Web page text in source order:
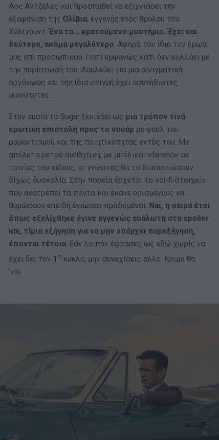
Λος Άντζελες και προσπαθεί να εξιχνιάσει την
εξαφάνιση της Ολίβια, εγγονής ενός θρύλου του
Χόλιγουντ.Ένα το… κρατούμενο μυστήριο. Έχει και
δεύτερο, ακόμα μεγαλύτερο . Αφορά τον ίδιο τον ήρωα
μας επί προσωπικού. Γιατί εμφανώς κάτι δεν κολλάει με
την περίπτωσή του. Δουλεύει για μια αινιγματική
οργάνωση και την ίδια στιγμή έχει ασυνήθιστες
ικανότητες…
Στην ουσία το Sugar ξεκινάει ως μια τρόπον τινά
ερωτική επιστολή προς το νουάρ με φουλ του
ρομαντισμού και της ποιητικότητας εντός του. Με
απόλυτα ρετρό αισθητική, με μπόλικα reference σε
ταινίες του είδους, οι γνώστες θα το διαπιστώσουν
δίχως δυσκολία. Στην πορεία έρχεται το sci-fi στοιχείο
που ανατρέπει τα πάντα και έκανε ορισμένους να…
θυμώσουν επειδή ένιωσαν προδομένοι. Ναι, η σειρά έτσι
όπως εξελίχθηκε έγινε εγγενώς ευάλωτη στα spoiler
και, τίμια εξήγηση για να μην υπάρχει παρεξήγηση,
έπονται τέτοια . Εάν λοιπόν έφτασες ως εδώ χωρίς να
έχει δει τον 1 ο κύκλο, μην συνεχίσεις άλλο. Κρίμα θα
‘ναι.